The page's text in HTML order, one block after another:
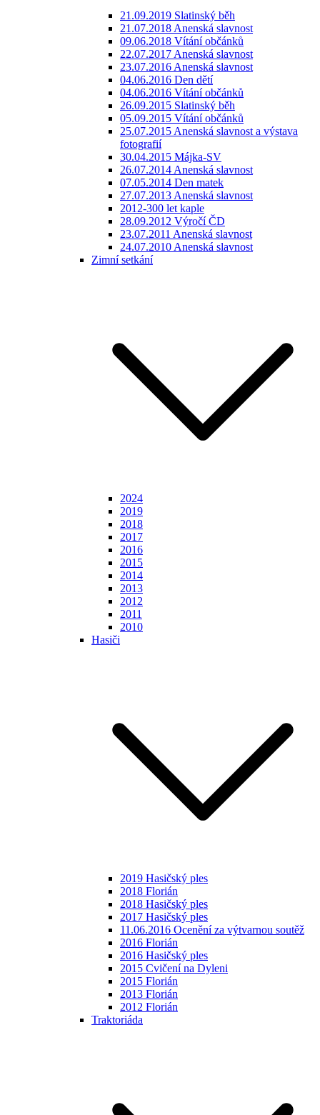
21.09.2019 Slatinský běh
21.07.2018 Anenská slavnost
09.06.2018 Vítání občánků
22.07.2017 Anenská slavnost
23.07.2016 Anenská slavnost
04.06.2016 Den dětí
04.06.2016 Vítání občánků
26.09.2015 Slatinský běh
05.09.2015 Vítání občánků
25.07.2015 Anenská slavnost a výstava
fotografií
30.04.2015 Májka-SV
26.07.2014 Anenská slavnost
07.05.2014 Den matek
27.07.2013 Anenská slavnost
2012-300 let kaple
28.09.2012 Výročí ČD
23.07.2011 Anenská slavnost
24.07.2010 Anenská slavnost
Zimní setkání
2024
2019
2018
2017
2016
2015
2014
2013
2012
2011
2010
Hasiči
2019 Hasičský ples
2018 Florián
2018 Hasičský ples
2017 Hasičský ples
11.06.2016 Ocenění za výtvarnou soutěž
2016 Florián
2016 Hasičský ples
2015 Cvičení na Dyleni
2015 Florián
2013 Florián
2012 Florián
Traktoriáda